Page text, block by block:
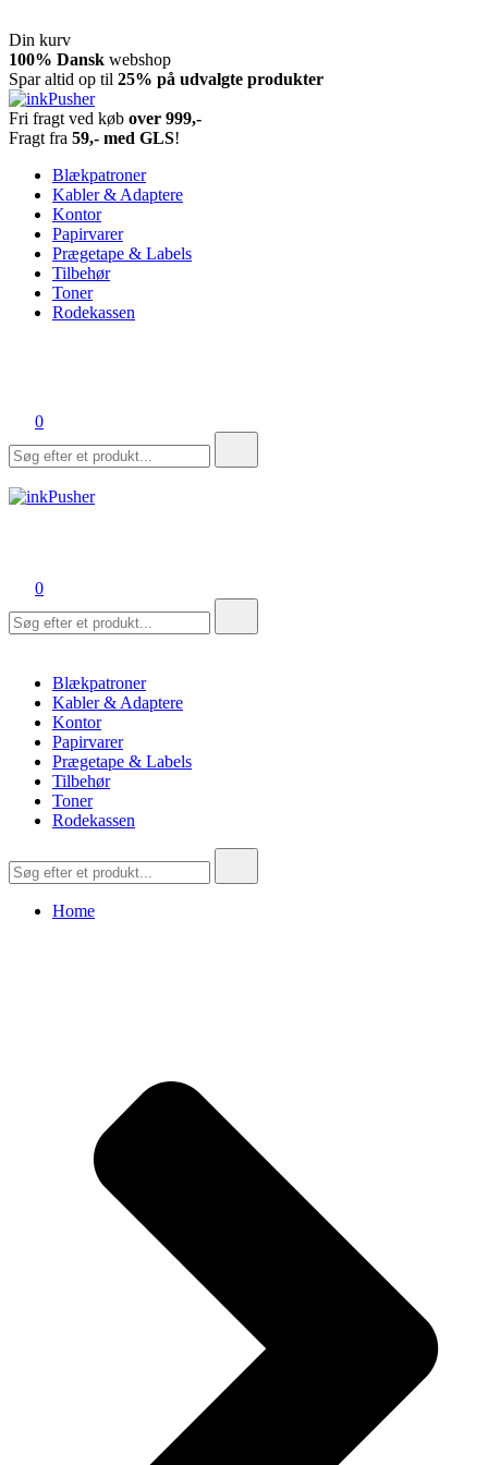
Din kurv
Spring
til
indhold
100% Dansk webshop
Spar altid op til 25% på udvalgte produkter
inkPusher
Leverandør af blækpatroner, kontor artikler og meget mere
Fri fragt ved køb over 999,-
Fragt fra 59,- med GLS!
Blækpatroner
Kabler & Adaptere
Kontor
Papirvarer
Prægetape & Labels
Tilbehør
Toner
Rodekassen
0
efter:
0
efter:
Blækpatroner
Kabler & Adaptere
Kontor
Papirvarer
Prægetape & Labels
Tilbehør
Toner
Rodekassen
efter:
Home